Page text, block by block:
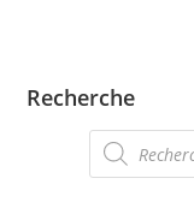
Recherche
Recherche
de
produits